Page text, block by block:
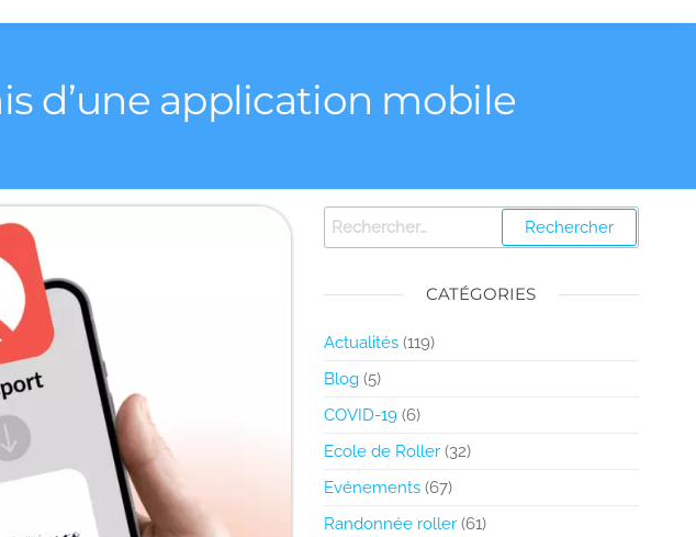
d’une application mobile
CATÉGORIES
Actualités(119)
Blog(5)
COVID-19(6)
Ecole de Roller(32)
Evénements(67)
Randonnée roller(61)